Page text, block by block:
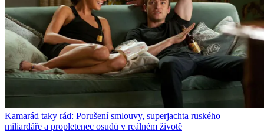
Kamarád taky rád: Porušení smlouvy, superjachta ruského
miliardáře a propletenec osudů v reálném životě